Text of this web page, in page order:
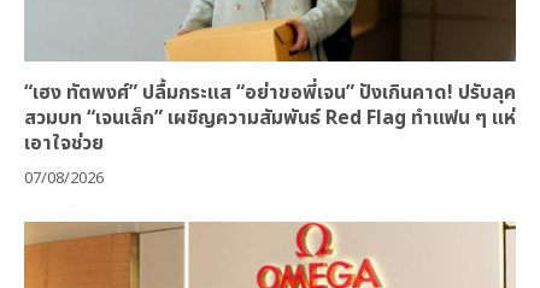
“เฮง ทัตพงศ์” ปลื้มกระแส “อย่าขอพี่เจน” ปังเกินคาด! ปรับลุค
สวมบท “เจนเล็ก” เผชิญความสัมพันธ์ Red Flag ทำแฟน ๆ แห่
เอาใจช่วย
07/08/2026